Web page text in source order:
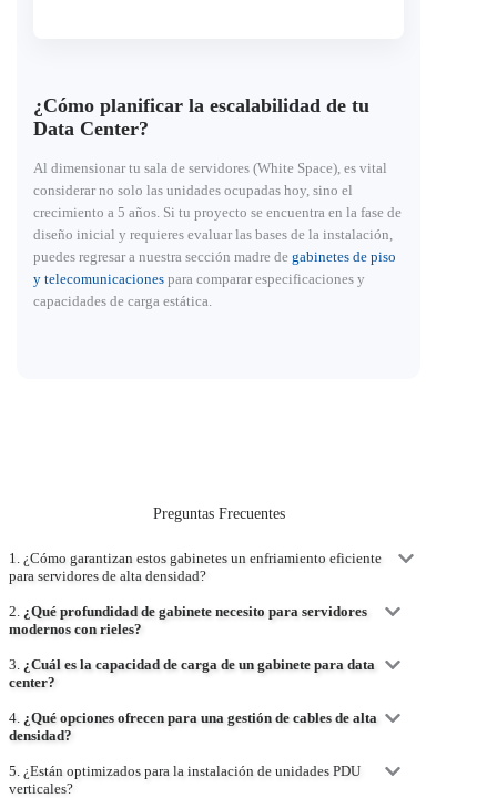
¿Cómo planificar la escalabilidad de tu
Data Center?
Al dimensionar tu sala de servidores (White Space), es vital
considerar no solo las unidades ocupadas hoy, sino el
crecimiento a 5 años. Si tu proyecto se encuentra en la fase de
diseño inicial y requieres evaluar las bases de la instalación,
puedes regresar a nuestra sección madre de gabinetes de piso
y telecomunicaciones para comparar especificaciones y
capacidades de carga estática.
Preguntas Frecuentes
1. ¿Cómo garantizan estos gabinetes un enfriamiento eficiente
para servidores de alta densidad?
2. ¿Qué profundidad de gabinete necesito para servidores
modernos con rieles?
3. ¿Cuál es la capacidad de carga de un gabinete para data
center?
4. ¿Qué opciones ofrecen para una gestión de cables de alta
densidad?
5. ¿Están optimizados para la instalación de unidades PDU
verticales?